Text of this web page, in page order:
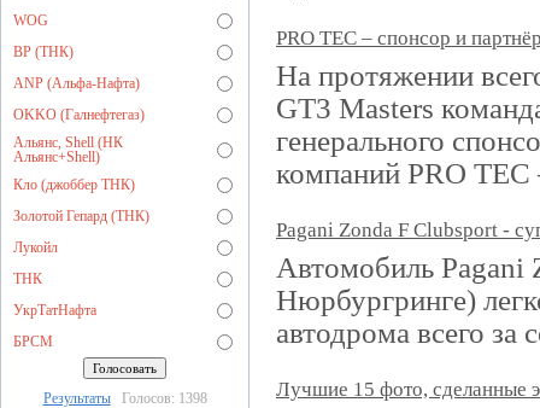
WOG
BP (ТНК)
ANP (Альфа-Нафта)
OKKO (Галнефтегаз)
Альянс, Shell (НК
Альянс+Shell)
Кло (джоббер ТНК)
Золотой Гепард (ТНК)
Лукойл
ТНК
УкрТатНафта
БРСМ
РезультатыГолосов: 1398
PRO TEC – спонсор и
На протяжении
GT3 Masters
генерального
компаний PRO
Pagani Zonda F Clubsport -
Автомобиль Pagani
Нюрбургринге)
автодрома всего за
Лучшие 15 фото, сделанные